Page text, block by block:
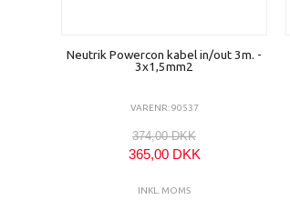
Neutrik Powercon kabel in/out 3m. -
3x1,5mm2
VARENR: 90537
374,00 DKK
365,00 DKK
INKL. MOMS